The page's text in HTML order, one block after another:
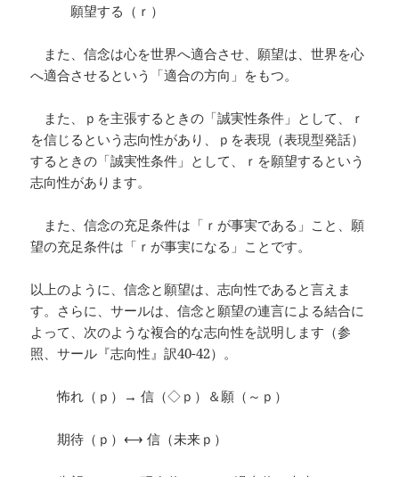
願望する（ｒ）
また、信念は心を世界へ適合させ、願望は、世界を心
へ適合させるという「適合の方向」をもつ。
また、ｐを主張するときの「誠実性条件」として、ｒ
を信じるという志向性があり、ｐを表現（表現型発話）
するときの「誠実性条件」として、ｒを願望するという
志向性があります。
また、信念の充足条件は「ｒが事実である」こと、願
望の充足条件は「ｒが事実になる」ことです。
以上のように、信念と願望は、志向性であると言えま
す。さらに、サールは、信念と願望の連言による結合に
よって、次のような複合的な志向性を説明します（参
照、サール『志向性』訳40-42）。
怖れ（ｐ）→ 信（◇ｐ）＆願（～ｐ）
期待（ｐ）⟷ 信（未来ｐ）